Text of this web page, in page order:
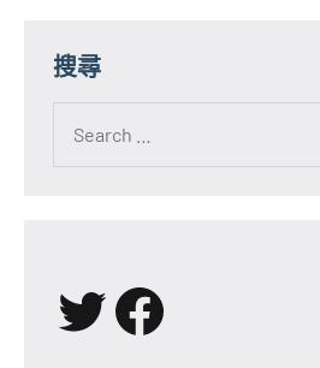
搜尋
for:
X Facebook